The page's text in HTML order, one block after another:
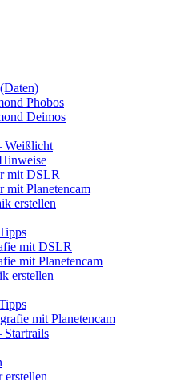
Phobos
Deimos
Weißlicht
mit DSLR
mit Planetencam
erstellen
mit DSLR
mit Planetencam
erstellen
mit Planetencam
Startrails
erstellen